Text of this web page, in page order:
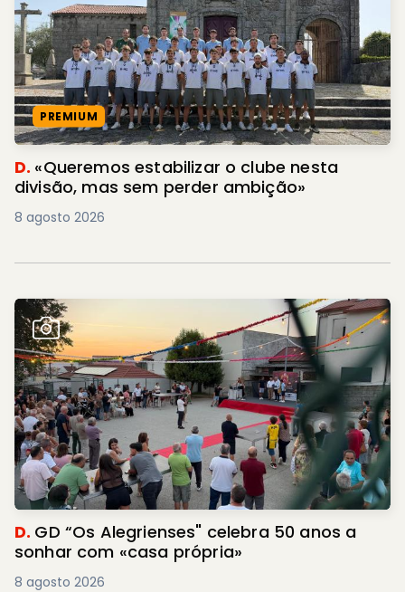
PREMIUM
D. «Queremos estabilizar o clube nesta
divisão, mas sem perder ambição»
8 agosto 2026
D. GD “Os Alegrienses" celebra 50 anos a
sonhar com «casa própria»
8 agosto 2026